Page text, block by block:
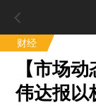
财经
【市场
伟达报以